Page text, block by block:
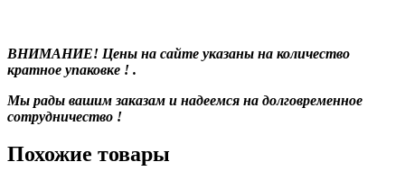
ВНИМАНИЕ! Цены на сайте указаны на количество
кратное упаковке ! .
Мы рады вашим заказам и надеемся на долговременное
сотрудничество !
Похожие товары